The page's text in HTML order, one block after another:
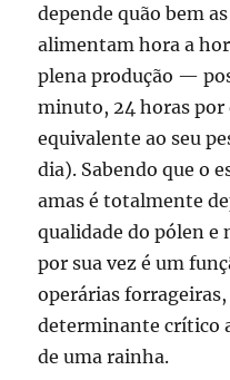
depende quão bem
alimentam hora a
plena produção —
minuto, 24 horas
equivalente ao seu
dia). Sabendo que o
amas é totalmente
qualidade do pólen e
por sua vez é um
operárias
determinante crítico
de uma rainha.